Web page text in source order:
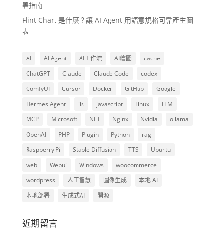
署指南
Flint Chart 是什麼？讓 AI Agent 用語意規格可靠產生圖
表
AI AI Agent AI工作流 AI繪圖
cache
ChatGPT
Claude Claude Code
codex
ComfyUI
Cursor Docker GitHub
Google
Hermes Agent
iis javascript Linux
LLM
MCP
Microsoft NFT Nginx Nvidia
ollama
OpenAI
PHP Plugin Python
rag
Raspberry Pi
Stable Diffusion TTS
Ubuntu
web
Webui Windows
woocommerce
wordpress
人工智慧 圖像生成
本地 AI
本地部署
生成式AI 開源
近期留言